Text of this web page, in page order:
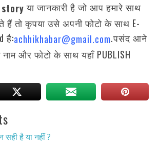
या जानकारी है जो आप हमारे साथ
हैं तो कृपया उसे अपनी फोटो के साथ E-
है:achhikhabar@gmail.com.पसंद आने
और फोटो के साथ यहाँ PUBLISH
है या नहीं ?